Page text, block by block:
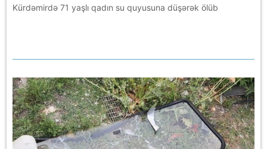
Kürdəmirdə 71 yaşlı qadın su quyusuna düşərək ölüb